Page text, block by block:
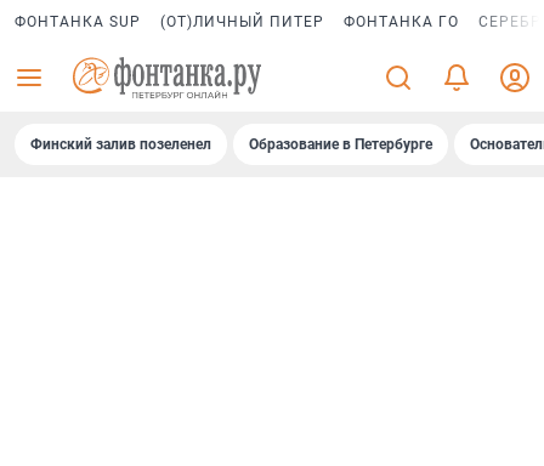
ФОНТАНКА SUP (ОТ)ЛИЧНЫЙ ПИТЕР ФОНТАНКА ГО
Финский залив позеленел Образование в Петербурге